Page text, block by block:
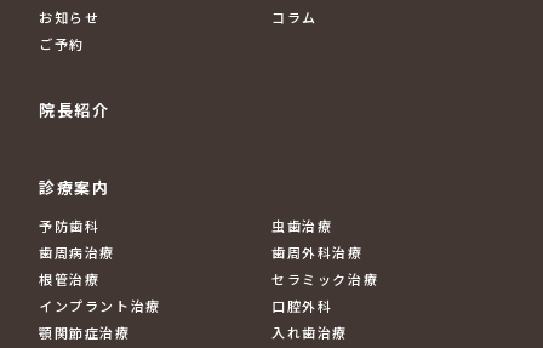
お知らせ
コラム
ご予約
院長紹介
診療案内
予防歯科
虫歯治療
歯周病治療
歯周外科治療
根管治療
セラミック治療
インプラント治療
口腔外科
顎関節症治療
入れ歯治療